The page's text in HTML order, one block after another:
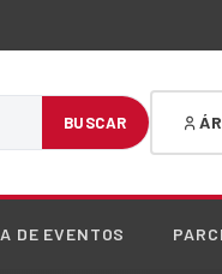
BUSCAR
DE EVENTOS